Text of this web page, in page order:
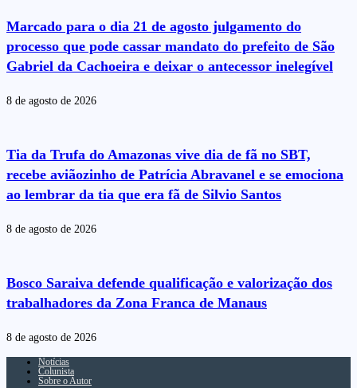
Marcado para o dia 21 de agosto julgamento do
processo que pode cassar mandato do prefeito de São
Gabriel da Cachoeira e deixar o antecessor inelegível
8 de agosto de 2026
Tia da Trufa do Amazonas vive dia de fã no SBT,
recebe aviãozinho de Patrícia Abravanel e se emociona
ao lembrar da tia que era fã de Silvio Santos
8 de agosto de 2026
Bosco Saraiva defende qualificação e valorização dos
trabalhadores da Zona Franca de Manaus
8 de agosto de 2026
Notícias
Colunista
Sobre o Autor